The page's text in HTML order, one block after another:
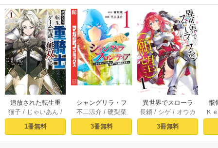
追放された転生重
騎士はゲーム知識
で無双する（１）
猫子 / じゃいあん /
武六甲理衣
1冊無料
シャングリラ・フ
ロンティア（１）
～クソゲーハン
ター、神ゲーに挑
不二涼介 /硬梨菜
3冊無料
異世界でスローラ
イフを（願望） 1
長頼 / シゲ / オウカ
3冊無料
骸
異
Ｋ